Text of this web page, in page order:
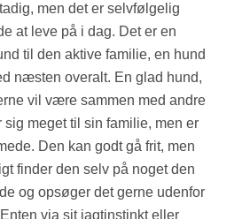
men det er selvfølgelig
at leve på i dag. Det er en
til den aktive familie, en hund
næsten overalt. En glad hund,
vil være sammen med andre
sig meget til sin familie, men er
Den kan godt gå frit, men
finder den selv på noget den
og opsøger det gerne udenfor
via sit jagtinstinkt eller